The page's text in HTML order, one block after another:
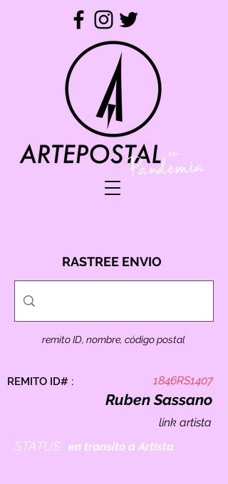
RASTREE ENVIO
remito ID, nombre, código postal
REMITO ID# : 1846RS1407
STATUS: en transito a Artista
Ruben Sassano
link artista